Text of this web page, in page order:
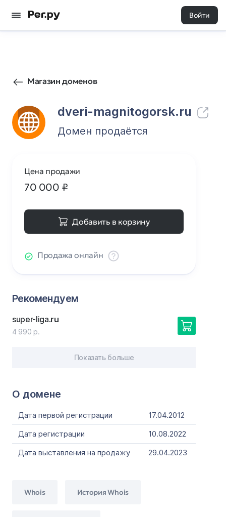
Войти
Магазин доменов
dveri-magnitogorsk.ru
70 0
Домен продаётся
О домене
Дата первой регистрации
17.04.2012
Дата регистрации
10.08.2022
Дата выставления на продажу
29.04.2023
Whois История Whois
Цена продажи
70 000 ₽
Добавить в корзину
Продажа онлайн
Рекомендуем
super-liga.ru
4 990 р.
Показать больше